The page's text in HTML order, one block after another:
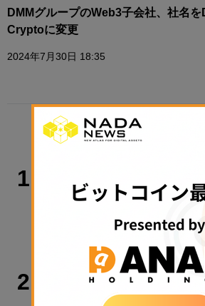
DMMグループのWeb3子会社、社名を
Cryptoに変更
2024年7月30日 18:35
TRENDING
1
警察庁、すべての暗号資産交換
2
Bitget、ブータン特別行政区